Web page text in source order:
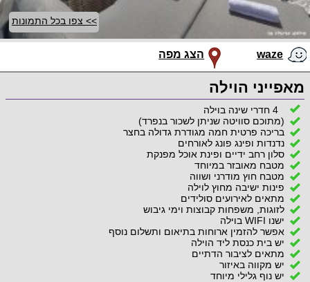
>> צפו בכל התמונות
waze הצג מפה
מאפייני הוילה
4 חדרי שינה בוילה
(מתוכם סוויטה שניתן לשכור בנפרד)
בריכה פרטית חמה מגודרת גדולה בחצר
נדנדות ופינג פונג לאורחים
סלון רחב ידיים ופינת אוכל מפנקת
מטבח מאובזר במיוחד
מטבח חוץ מודרני ושווה
פינות ישיבה מחוץ לוילה
מתאים לאירועים סולידים
לזוגות, משפחות קבוצות וימי גיבוש
ישנו WIFI בוילה
אפשר להזמין ארוחות בתיאום ותשלום נוסף
יש בית כנסת ליד הוילה
מתאים לציבור הדתיים
יש מקווה באיזור
יש נוף גלילי מיוחד